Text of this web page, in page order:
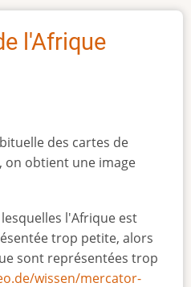
l'Afrique
des cartes de
on obtient une image
l'Afrique est
trop petite, alors
sont représentées trop
wissen/mercator-